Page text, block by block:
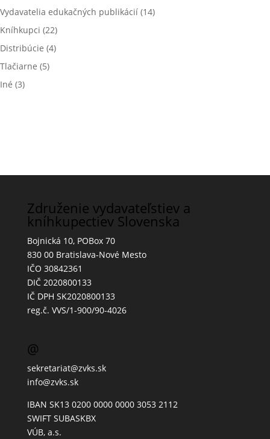
Vydavatelia edukačných publikácií (14)
Kníhkupci (22)
Distribúcie (4)
Tlačiarne (5)
Iné (3)
Združenie vydavateľstiev a
kníhkupectiev Slovenska
Bojnická 10, POBox 70
830 00 Bratislava-Nové Mesto
IČO 30842361
DIČ 2020800133
IČ DPH SK2020800133
reg.č. VVS/1-900/90-4026
@
sekretariat@zvks.sk
info@zvks.sk
IBAN SK13 0200 0000 0000 3053 2112
SWIFT SUBASKBX
VÚB, a.s.